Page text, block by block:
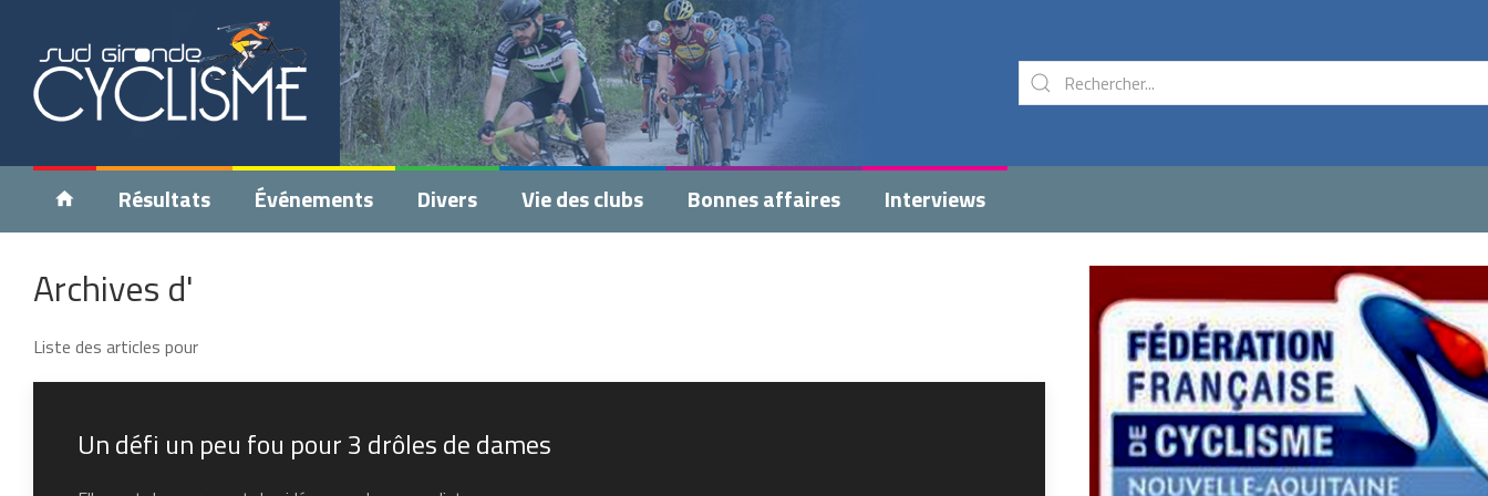
Résultats Événements Divers Vie des clubs Bonnes affaires Interviews
Archives d'
Liste des articles pour
Un défi un peu fou pour 3 drôles de dames